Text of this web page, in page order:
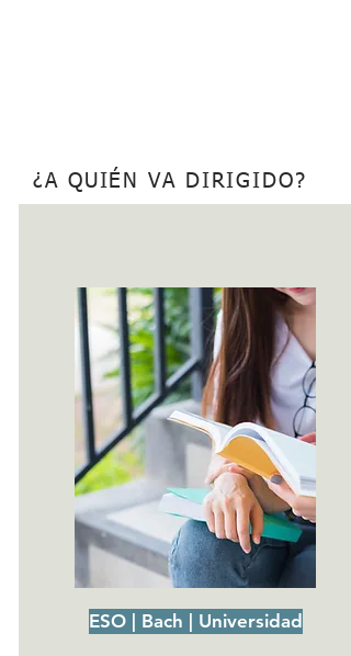
¿A QUIÉN VA DIRIGIDO?
ESO | Bach | Universidad